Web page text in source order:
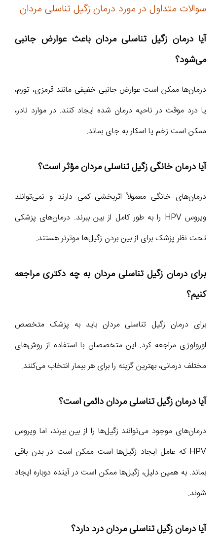
سوالات متداول در مورد درمان زگیل تناسلی مردان
آیا درمان زگیل تناسلی مردان باعث عوارض جانبی
می‌شود؟
درمان‌ها ممکن است عوارض جانبی خفیفی مانند قرمزی، تورم،
یا درد موقت در ناحیه درمان شده ایجاد کنند. در موارد نادر،
ممکن است زخم یا اسکار به جای بماند.
آیا درمان خانگی زگیل تناسلی مردان مؤثر است؟
درمان‌های خانگی معمولاً اثربخشی کمی دارند و نمی‌توانند
ویروس HPV را به طور کامل از بین ببرند. درمان‌های پزشکی
تحت نظر پزشک برای از بین بردن زگیل‌ها موثرتر هستند.
برای درمان زگیل تناسلی مردان به چه دکتری مراجعه
کنیم؟
برای درمان زگیل تناسلی مردان باید به پزشک متخصص
اورولوژی مراجعه کرد. این متخصصان با استفاده از روش‌های
مختلف درمانی، بهترین گزینه را برای هر بیمار انتخاب می‌کنند.
آیا درمان زگیل تناسلی مردان دائمی است؟
درمان‌های موجود می‌توانند زگیل‌ها را از بین ببرند، اما ویروس
HPV که عامل ایجاد زگیل‌ها است ممکن است در بدن باقی
بماند. به همین دلیل، زگیل‌ها ممکن است در آینده دوباره ایجاد
شوند.
آیا درمان زگیل تناسلی مردان درد دارد؟